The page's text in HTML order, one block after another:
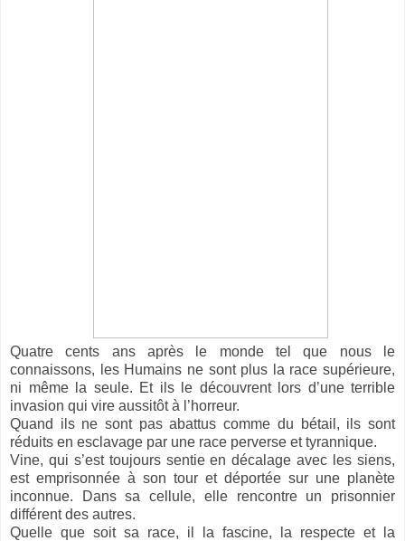
Quatre cents ans après le monde tel que nous le
connaissons, les Humains ne sont plus la race supérieure,
ni même la seule. Et ils le découvrent lors d’une terrible
invasion qui vire aussitôt à l’horreur.
Quand ils ne sont pas abattus comme du bétail, ils sont
réduits en esclavage par une race perverse et tyrannique.
Vine, qui s’est toujours sentie en décalage avec les siens,
est emprisonnée à son tour et déportée sur une planète
inconnue. Dans sa cellule, elle rencontre un prisonnier
différent des autres.
Quelle que soit sa race, il la fascine, la respecte et la